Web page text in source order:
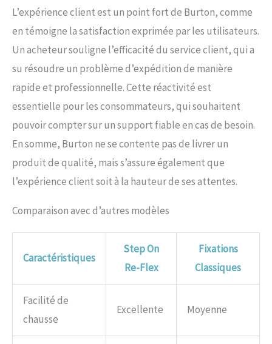
L’expérience client est un point fort de Burton, comme
en témoigne la satisfaction exprimée par les utilisateurs.
Un acheteur souligne l’efficacité du service client, qui a
su résoudre un problème d’expédition de manière
rapide et professionnelle. Cette réactivité est
essentielle pour les consommateurs, qui souhaitent
pouvoir compter sur un support fiable en cas de besoin.
En somme, Burton ne se contente pas de livrer un
produit de qualité, mais s’assure également que
l’expérience client soit à la hauteur de ses attentes.
Comparaison avec d’autres modèles
Caractéristiques
Step On
Re-Flex
Fixations
Classiques
Facilité de
chausse
Excellente Moyenne